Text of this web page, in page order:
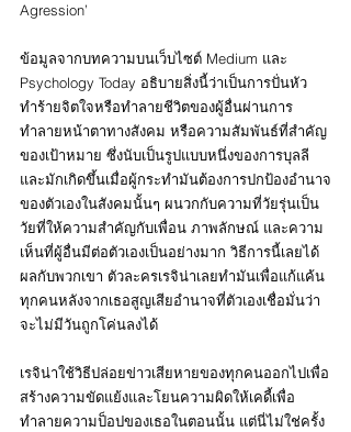
Agression’
ข้อมูลจากบทความบนเว็บไซต์ Medium และ
Psychology Today อธิบายสิ่งนี้ว่าเป็นการปั่นหัว
ทำร้ายจิตใจหรือทำลายชีวิตของผู้อื่นผ่านการ
ทำลายหน้าตาทางสังคม หรือความสัมพันธ์ที่สำคัญ
ของเป้าหมาย ซึ่งนับเป็นรูปแบบหนึ่งของการบุลลี
และมักเกิดขึ้นเมื่อผู้กระทำมันต้องการปกป้องอำนาจ
ของตัวเองในสังคมนั้นๆ ผนวกกับความที่วัยรุ่นเป็น
วัยที่ให้ความสำคัญกับเพื่อน ภาพลักษณ์ และความ
เห็นที่ผู้อื่นมีต่อตัวเองเป็นอย่างมาก วิธีการนี้เลยได้
ผลกับพวกเขา ตัวละครเรจิน่าเลยทำมันเพื่อแก้แค้น
ทุกคนหลังจากเธอสูญเสียอำนาจที่ตัวเองเชื่อมั่นว่า
จะไม่มีวันถูกโค่นลงได้
เรจิน่าใช้วิธีปล่อยข่าวเสียหายของทุกคนออกไปเพื่อ
สร้างความขัดแย้งและโยนความผิดให้เคดี้เพื่อ
ทำลายความป็อปของเธอในตอนนั้น แต่นี่ไม่ใช่ครั้ง